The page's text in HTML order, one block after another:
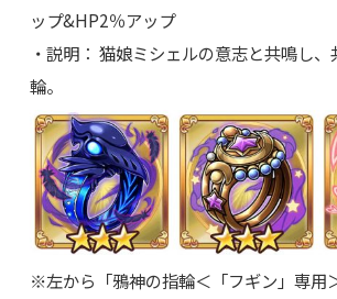
ップ&HP2％アップ
・説明： 猫娘ミシェルの意志と共鳴し
輪。
※左から「鴉神の指輪＜「フギン」専用